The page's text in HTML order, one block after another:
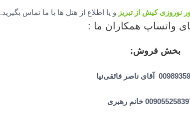
نوروزی کیش از تبریز و یا اطلاع از هتل ها با ما تماس بگیرید.
واتساپ همکاران ما :
بخش فروش:
ناصر فائقی‌نیا